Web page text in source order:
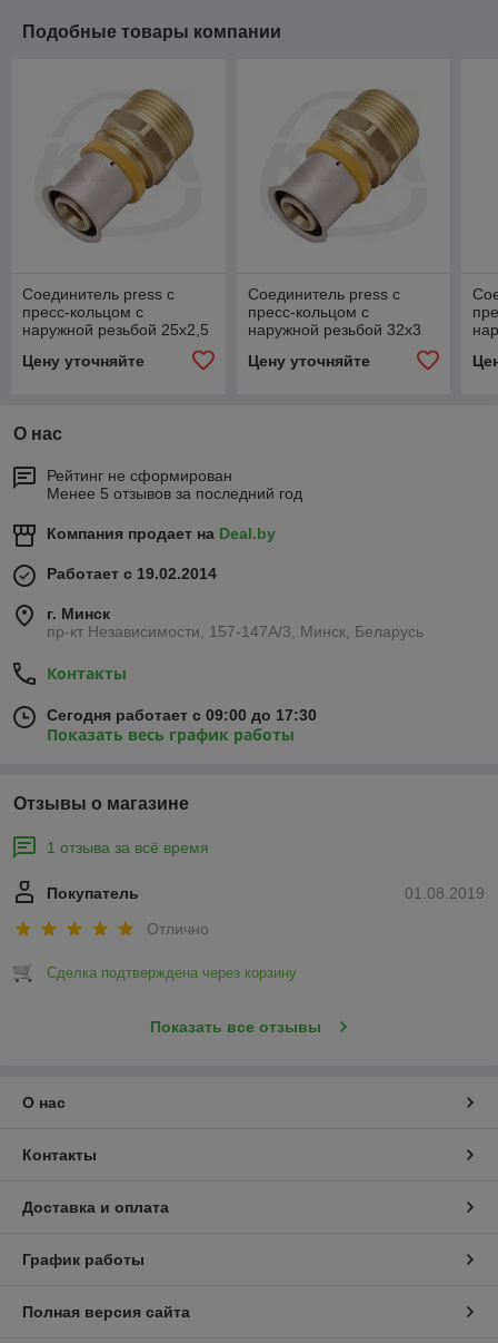
Подобные товары компании
Соединитель press с
пресс-кольцом с
наружной резьбой 25x2,5
Цену уточняйте
Соединитель press с
пресс-кольцом с
наружной резьбой 32x3
Цену уточняйте
О нас
Рейтинг не сформирован
Менее 5 отзывов за последний год
Компания продает на Deal.by
Работает с 19.02.2014
г. Минск
пр-кт Независимости, 157-147А/3, Минск, Беларусь
Контакты
Сегодня работает с 09:00 до 17:30
Показать весь график работы
Отзывы о магазине
1 отзыва за всё время
01.08.2019
Покупатель
Отлично
Сделка подтверждена через корзину
Показать все отзывы
О нас
Контакты
Доставка и оплата
График работы
Полная версия сайта